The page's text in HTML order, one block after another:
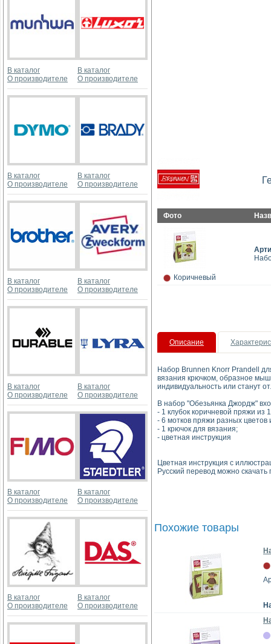
В каталог
О производителе
В каталог
О производителе
В каталог
О производителе
В каталог
О производителе
В каталог
О производителе
В каталог
О производителе
В каталог
О производителе
В каталог
О производителе
В каталог
О производителе
В каталог
О производителе
В каталог
О производителе
В каталог
О производителе
Фото
Коричневый
Описание
Набор Brunnen Knorr Prandell
вязания крючком, образное
индивидуальность или станут
В набор "Обезьянка Джордж"
- 1 клубок коричневой пряжи из
- 6 мотков пряжи разных цветов
- 1 крючок для вязания;
- цветная инструкция
Цветная инструкция с
Русский перевод можно
Похожие товары